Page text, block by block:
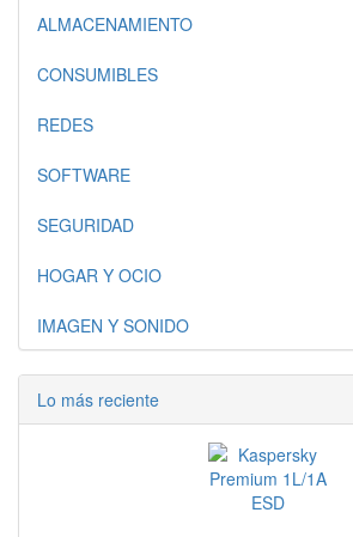
ALMACENAMIENTO
CONSUMIBLES
REDES
SOFTWARE
SEGURIDAD
HOGAR Y OCIO
IMAGEN Y SONIDO
Lo más reciente